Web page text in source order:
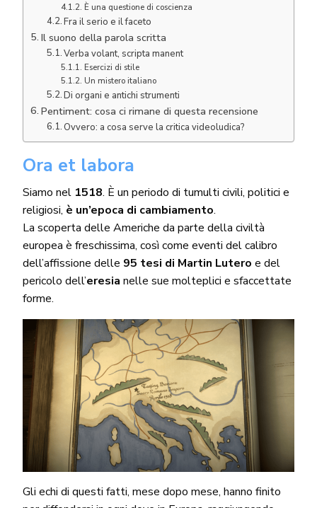
È una questione di coscienza
Fra il serio e il faceto
Il suono della parola scritta
Verba volant, scripta manent
Esercizi di stile
Un mistero italiano
Di organi e antichi strumenti
Pentiment: cosa ci rimane di questa recensione
Ovvero: a cosa serve la critica videoludica?
Ora et labora
Siamo nel 1518. È un periodo di tumulti civili, politici e
religiosi, è un’epoca di cambiamento.
La scoperta delle Americhe da parte della civiltà
europea è freschissima, così come eventi del calibro
dell’affissione delle 95 tesi di Martin Lutero e del
pericolo dell’eresia nelle sue molteplici e sfaccettate
forme.
Gli echi di questi fatti, mese dopo mese, hanno finito